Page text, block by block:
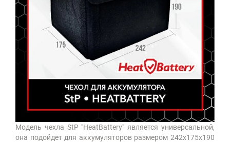
Модель чехла StP "HeatBattery" является универсальной,
она подойдет для аккумуляторов размером 242х175х190